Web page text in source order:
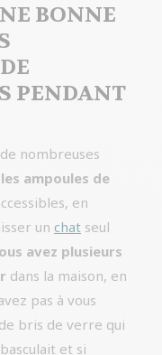
BONNE
PENDANT
nombreuses
ampoules de
en
un chat seul
avez plusieurs
dans la maison, en
pas à vous
bris de verre qui
et si